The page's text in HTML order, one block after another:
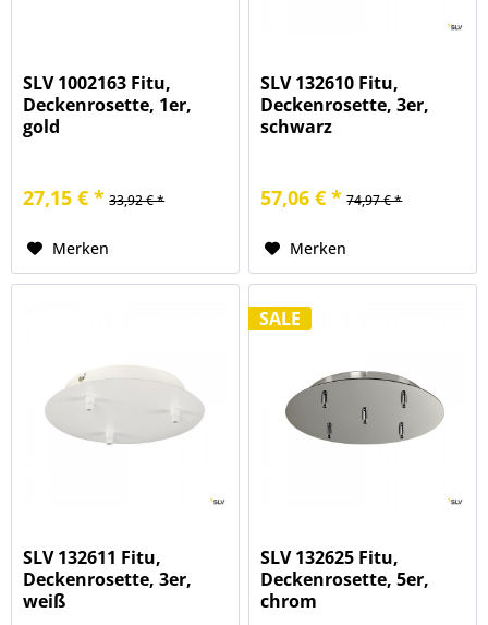
SLV 1002163 Fitu,
Deckenrosette, 1er,
gold
27,15 € * 33,92 € *
Merken
SLV 132610 Fitu,
Deckenrosette, 3er,
schwarz
57,06 € * 74,97 € *
Merken
SLV 132611 Fitu,
Deckenrosette, 3er,
weiß
SALE
SLV 132625 Fitu,
Deckenrosette, 5er,
chrom